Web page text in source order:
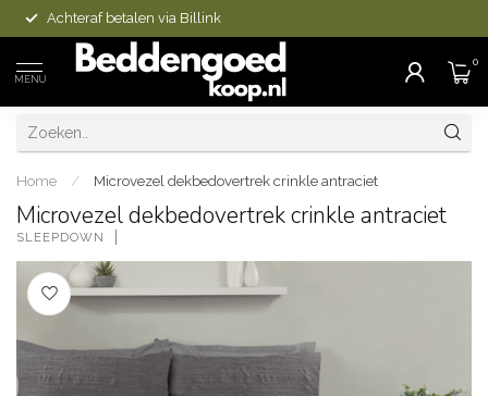
Achteraf betalen via Billink
MENU
0
Home / Microvezel dekbedovertrek crinkle antraciet
Microvezel dekbedovertrek crinkle antraciet
SLEEPDOWN